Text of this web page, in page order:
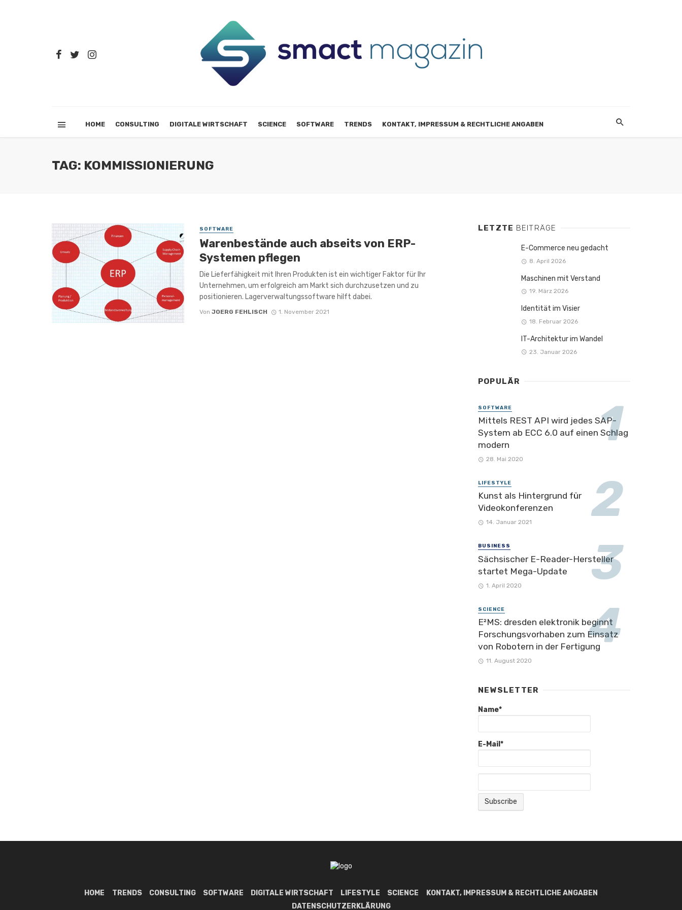
HOME CONSULTING DIGITALE WIRTSCHAFT SCIENCE SOFTWARE TRENDS KONTAKT, IMPRESSUM & RECHTLICHE ANGABEN
TAG: KOMMISSIONIERUNG
SOFTWARE
Warenbestände auch abseits von ERP-
Systemen pflegen
Die Lieferfähigkeit mit Ihren Produkten ist ein wichtiger Faktor für Ihr
Unternehmen, um erfolgreich am Markt sich durchzusetzen und zu
positionieren. Lagerverwaltungssoftware hilft dabei.
Von JOERG FEHLISCH 1. November 2021
LETZTE BEITRÄGE
E-Commerce neu gedacht
8. April 2026
Maschinen mit Verstand
19. März 2026
Identität im Visier
18. Februar 2026
IT-Architektur im Wandel
23. Januar 2026
POPULÄR
SOFTWARE
Mittels REST API wird jedes SAP-
System ab ECC 6.0 auf einen Schlag
modern
28. Mai 2020
LIFESTYLE
Kunst als Hintergrund für
Videokonferenzen
14. Januar 2021
BUSINESS
Sächsischer E-Reader-Hersteller
startet Mega-Update
1. April 2020
SCIENCE
E²MS: dresden elektronik beginnt
Forschungsvorhaben zum Einsatz
von Robotern in der Fertigung
11. August 2020
NEWSLETTER
Name*
E-Mail*
HOME TRENDS CONSULTING SOFTWARE DIGITALE WIRTSCHAFT LIFESTYLE SCIENCE
KONTAKT, IMPRESSUM & RECHTLICHE ANGABEN
DATENSCHUTZERKLÄRUNG